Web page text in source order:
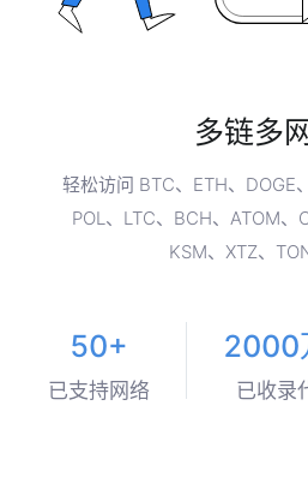
多链多
轻松访问 BTC、ETH、DOGE
POL、LTC、BCH、ATOM、
KSM、XTZ、
50+
已支持网络
2000
已收录